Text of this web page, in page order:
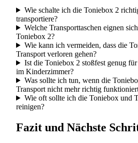
Wie schalte ich die Toniebox 2
transportiere?
Welche Transporttaschen eignen
Toniebox 2?
Wie kann ich vermeiden, dass die
Transport verloren gehen?
Ist die Toniebox 2 stoßfest genug
im Kinderzimmer?
Was sollte ich tun, wenn die
Transport nicht mehr richtig
Wie oft sollte ich die Toniebox und
reinigen?
Fazit und Nächste